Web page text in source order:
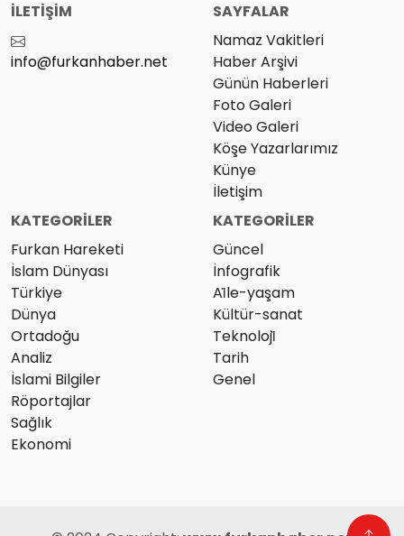
İLETIŞIM
info@furkanhaber.net
SAYFALAR
Namaz Vakitleri
Haber Arşivi
Günün Haberleri
Foto Galeri
Video Galeri
Köşe Yazarlarımız
Künye
İletişim
KATEGORILER
Furkan Hareketi
İslam Dünyası
Türkiye
Dünya
Ortadoğu
Analiz
İslami Bilgiler
Röportajlar
Sağlık
Ekonomi
KATEGORILER
Güncel
İnfografik
Ai̇le-yaşam
Kültür-sanat
Teknoloji̇
Tarih
Genel